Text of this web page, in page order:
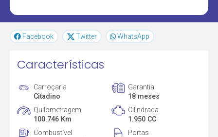
Facebook Twitter WhatsApp
Características
Carroçaria
Citadino
Garantia
18 meses
Quilometragem
100.746 Km
Cilindrada
1.950 CC
Combustível
Portas